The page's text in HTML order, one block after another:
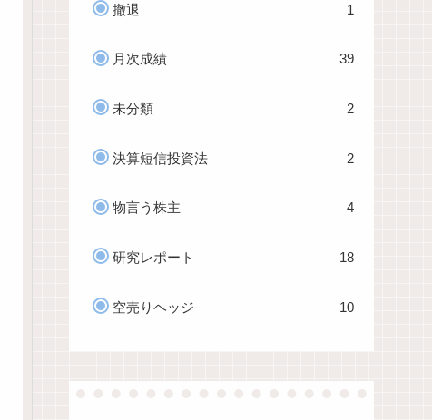
撤退 1
月次成績 39
未分類 2
決算短信投資法 2
物言う株主 4
研究レポート 18
空売りヘッジ 10